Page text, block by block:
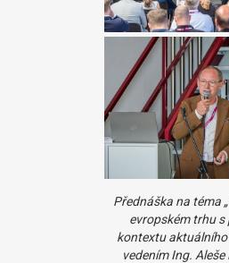
Přednáška na téma
evropském trhu s
kontextu aktuálního
vedením Ing. Aleše